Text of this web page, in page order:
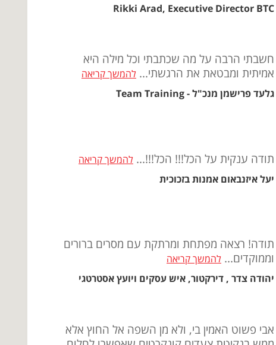
Rikki Arad, Executive Director BTC
חשבתי הרבה על מה שכתבתי וכל מילה היא
אמיתית ומבטאת את הרגשתי... להמשך קריאה
גלעד פרישמן מנכ"ל - Team Training
תודה ענקית על הכל!!! הכל!!!... להמשך קריאה
יעל איזנבאום אמנות בזכוכית
תודה! רצאה מפתחת ומרתקת עם מסרים ברורים
וממוקדים... להמשך קריאה
יהודה צדר , דירקטור, איש עסקים ויועץ אסטרטגי
אבי פשוט האמין בי, ולא מן השפה אל החוץ אלא